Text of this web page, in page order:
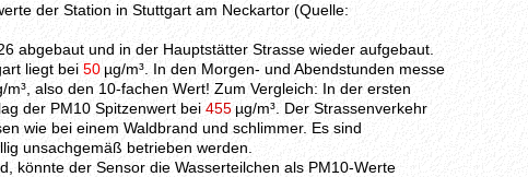
der Station in Stuttgart am Neckartor (Quelle:
abgebaut und in der Hauptstätter Strasse wieder aufgebaut.
liegt bei 50 µg/m³. In den Morgen- und Abendstunden messe
m³, also den 10-fachen Wert! Zum Vergleich: In der ersten
der PM10 Spitzenwert bei 455µg/m³. Der Strassenverkehr
wie bei einem Waldbrand und schlimmer. Es sind
unsachgemäß betrieben werden.
könnte der Sensor die Wasserteilchen als PM10-Werte